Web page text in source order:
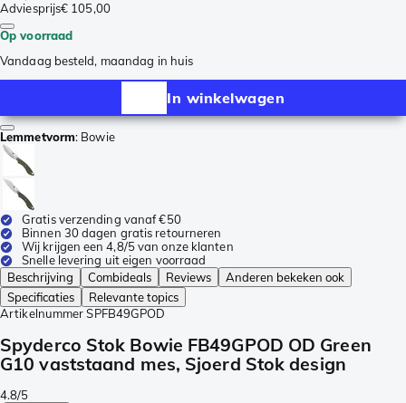
Adviesprijs€ 105,00
Op voorraad
Vandaag besteld, maandag in huis
In winkelwagen
Lemmetvorm: Bowie
Gratis verzending vanaf €50
Binnen 30 dagen gratis retourneren
Wij krijgen een 4,8/5 van onze klanten
Snelle levering uit eigen voorraad
Beschrijving
Combideals Reviews
Anderen bekeken ook
Specificaties
Relevante topics
Artikelnummer SPFB49GPOD
Spyderco Stok Bowie FB49GPOD OD Green
G10 vaststaand mes, Sjoerd Stok design
4.8/5